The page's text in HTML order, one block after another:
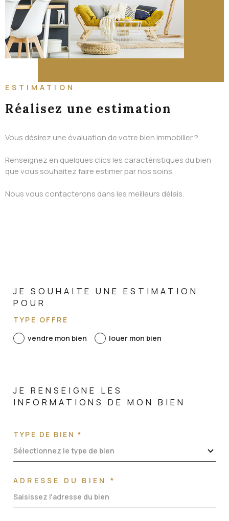
ALERTE EMAIL
ESTIMATION
Réalisez une estimation
Vous désirez une évaluation de votre bien immobilier ?
Renseignez en quelques clics les caractéristiques du bien
que vous souhaitez faire estimer par nos soins.
Nous vous contacterons dans les meilleurs délais.
JE SOUHAITE UNE ESTIMATION
POUR
TYPE OFFRE
vendre mon bien
louer mon bien
JE RENSEIGNE LES
INFORMATIONS DE MON BIEN
TYPE DE BIEN *
Sélectionnez le type de bien
ADRESSE DU BIEN *